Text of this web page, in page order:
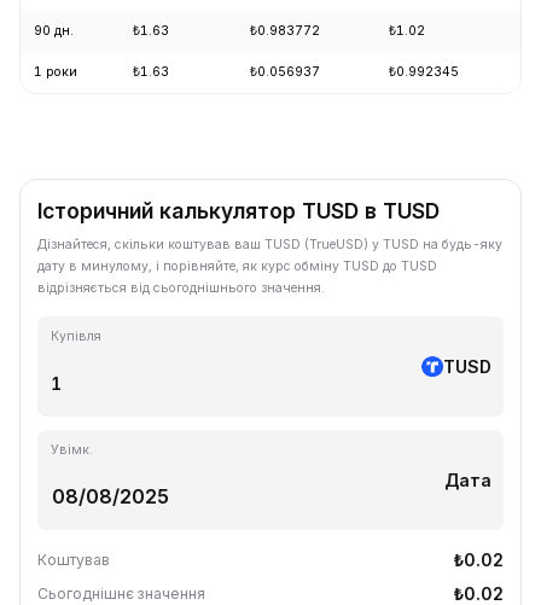
90 дн. ₺1.63 ₺0.983772 ₺1.02
1 роки ₺1.63 ₺0.056937 ₺0.992345
Історичний калькулятор TUSD в TUSD
Дізнайтеся, скільки коштував ваш TUSD (TrueUSD) у TUSD на будь-яку
дату в минулому, і порівняйте, як курс обміну TUSD до TUSD
відрізняється від сьогоднішнього значення.
Купівля
TUSD
Увімк.
Дата
Коштував ₺0.02
Сьогоднішнє значення ₺0.02